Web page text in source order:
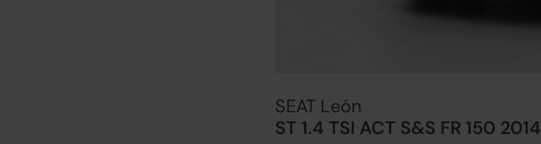
SEAT León
ST 1.4 TSI ACT S&S FR 150 2014